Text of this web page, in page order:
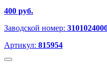
400 руб.
Заводской номер:
Артикул: 815954